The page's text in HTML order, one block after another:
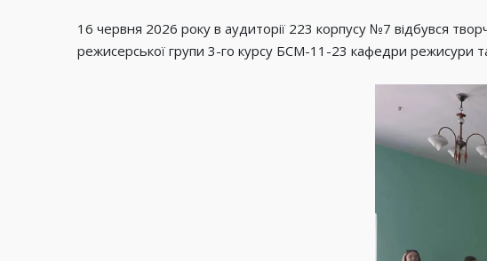
16 червня 2026 року в аудиторії 223 корпусу №7 відбувся
режисерської групи 3-го курсу БСМ-11-23 кафедри режисури